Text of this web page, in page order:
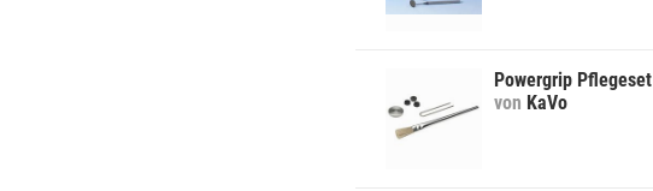
Powergrip Pflegeset
von KaVo